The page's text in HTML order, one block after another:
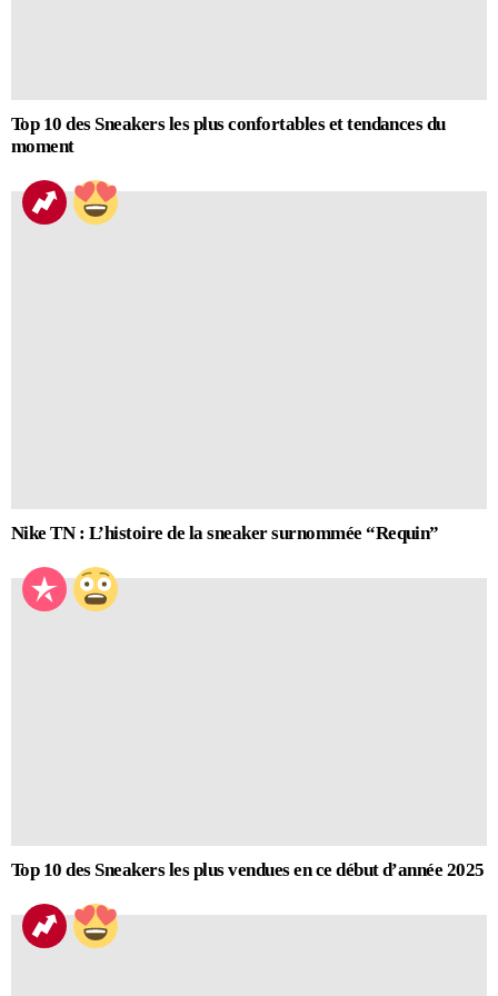
Top 10 des Sneakers les plus confortables et tendances du
moment
Nike TN : L’histoire de la sneaker surnommée “Requin”
Top 10 des Sneakers les plus vendues en ce début d’année 2025